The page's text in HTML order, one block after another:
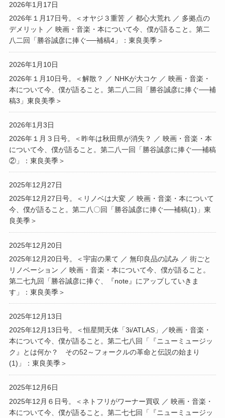
2026年1月17日
2026年１月17日号。＜オヤジ３重苦 ／ 都心大荒れ ／ 多拠点の
デメリット ／ 映画・音楽・本について今、僕が語ること。第二
八二回「勝谷誠彦に捧ぐ──補稿4」：東良美季＞
2026年1月10日
2026年１月10日号。＜解散？ ／ NHKが大コケ ／ 映画・音楽・
本について今、僕が語ること。第二八二回「勝谷誠彦に捧ぐ──補
稿3」東良美季＞
2026年1月3日
2026年１月３日号。＜昨年は秋田県が消失？ ／ 映画・音楽・本
について今、僕が語ること。第二八一回「勝谷誠彦に捧ぐ──補稿
②」：東良美季＞
2025年12月27日
2025年12月27日号。＜リノベは大変 ／ 映画・音楽・本について
今、僕が語ること。第二八〇回「勝谷誠彦に捧ぐ──補稿(1)」東
良美季＞
2025年12月20日
2025年12月20日号。＜宇宙の果て ／ 無印良品の試み ／ 街ごと
リノベーション ／ 映画・音楽・本について今、僕が語ること。
第二七九回「勝谷誠彦に捧ぐ、『note』にアップしていきま
す」：東良美季＞
2025年12月13日
2025年12月13日号。＜恒星間天体「3i/ATLAS」／映画・音楽・
本について今、僕が語ること。第二七八回「『ニューミュージッ
ク』とは何か？ その52～フォークルの革命と伝説の始まり
(1)」：東良美季＞
2025年12月6日
2025年12月６日号。＜ネトフリがワーナー買収 ／ 映画・音楽・
本について今、僕が語ること。第二七七回「『ニューミュージッ